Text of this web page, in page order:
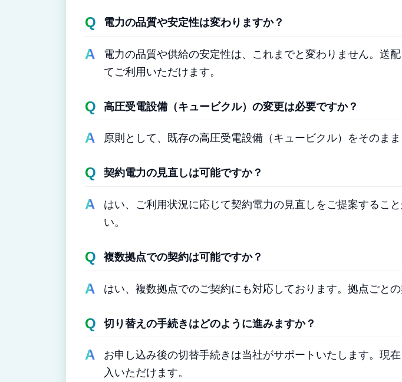
電力の品質や安定性は変わりますか？
電力の品質や供給の安定性は、これまでと変わりません。送
てご利用いただけます。
高圧受電設備（キュービクル）の変更は必要ですか？
原則として、既存の高圧受電設備（キュービクル）をそのま
契約電力の見直しは可能ですか？
はい、ご利用状況に応じて契約電力の見直しをご提案するこ
い。
複数拠点での契約は可能ですか？
はい、複数拠点でのご契約にも対応しております。拠点ごと
切り替えの手続きはどのように進みますか？
お申し込み後の切替手続きは当社がサポートいたします。現
入いただけます。